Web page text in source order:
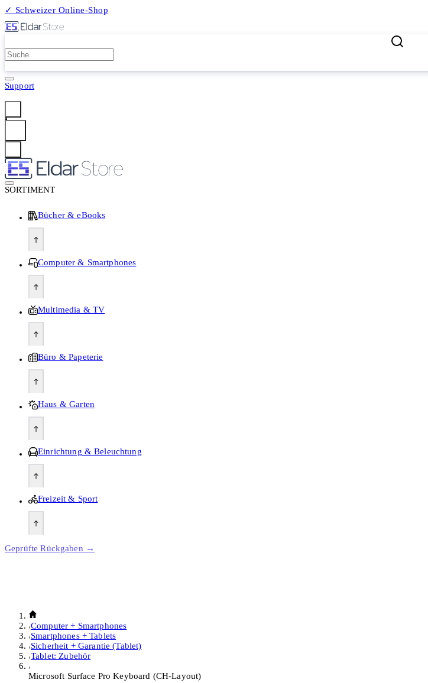
✓ Schweizer Online-Shop
Support
SORTIMENT
Bücher & eBooks
Computer & Smartphones
Multimedia & TV
Büro & Papeterie
Haus & Garten
Einrichtung & Beleuchtung
Freizeit & Sport
Geprüfte Rückgaben →
Computer + Smartphones
Smartphones + Tablets
Sicherheit + Garantie (Tablet)
Tablet: Zubehör
Microsoft Surface Pro Keyboard (CH-Layout)